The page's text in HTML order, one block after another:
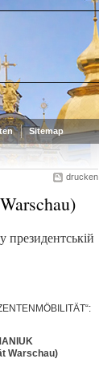
Sitemap
drucken
президентській
Warschau)